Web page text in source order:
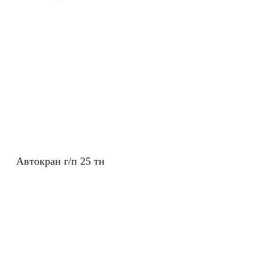
Автокран г/п 25 тн